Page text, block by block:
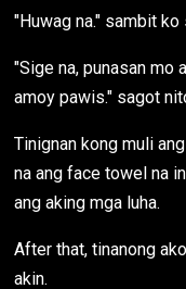
"Huwag na." sambit ko
"Sige na, punasan mo
amoy pawis." sagot
Tinignan kong muli
na ang face towel na
ang aking mga luha.
After that, tinanong
akin.